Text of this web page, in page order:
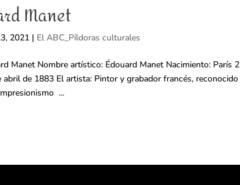
Manet
2021 | El ABC_Píldoras culturales
Manet Nombre artístico: Édouard Manet Nacimiento: París
abril de 1883 El artista: Pintor y grabador francés,
...